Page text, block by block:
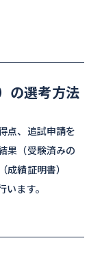
の選考方法
点、追試申請を
果（受験済みの
績証明書）
ます。